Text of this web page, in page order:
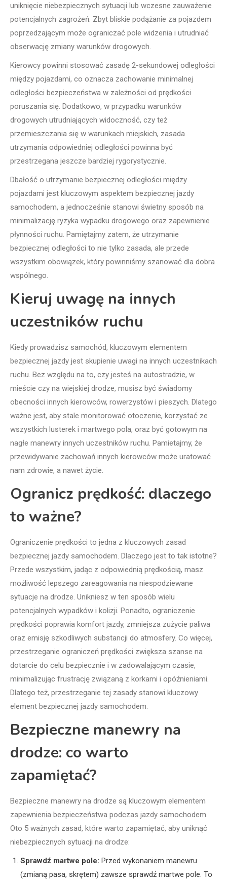
uniknięcie niebezpiecznych sytuacji lub wczesne zauważenie
potencjalnych zagrożeń. Zbyt bliskie podążanie za pojazdem
poprzedzającym może ograniczać pole widzenia i utrudniać
obserwację zmiany warunków drogowych.
Kierowcy powinni stosować zasadę 2-sekundowej odległości
między pojazdami, co oznacza zachowanie minimalnej
odległości bezpieczeństwa w zależności od prędkości
poruszania się. Dodatkowo, w przypadku warunków
drogowych utrudniających widoczność, czy też
przemieszczania się w warunkach miejskich, zasada
utrzymania odpowiedniej odległości powinna być
przestrzegana jeszcze bardziej rygorystycznie.
Dbałość o utrzymanie bezpiecznej odległości między
pojazdami jest kluczowym aspektem bezpiecznej jazdy
samochodem, a jednocześnie stanowi świetny sposób na
minimalizację ryzyka wypadku drogowego oraz zapewnienie
płynności ruchu. Pamiętajmy zatem, że utrzymanie
bezpiecznej odległości to nie tylko zasada, ale przede
wszystkim obowiązek, który powinniśmy szanować dla dobra
wspólnego.
Kieruj uwagę na innych
uczestników ruchu
Kiedy prowadzisz samochód, kluczowym elementem
bezpiecznej jazdy jest skupienie uwagi na innych uczestnikach
ruchu. Bez względu na to, czy jesteś na autostradzie, w
mieście czy na wiejskiej drodze, musisz być świadomy
obecności innych kierowców, rowerzystów i pieszych. Dlatego
ważne jest, aby stale monitorować otoczenie, korzystać ze
wszystkich lusterek i martwego pola, oraz być gotowym na
nagłe manewry innych uczestników ruchu. Pamietajmy, że
przewidywanie zachowań innych kierowców może uratować
nam zdrowie, a nawet życie.
Ogranicz prędkość: dlaczego
to ważne?
Ograniczenie prędkości to jedna z kluczowych zasad
bezpiecznej jazdy samochodem. Dlaczego jest to tak istotne?
Przede wszystkim, jadąc z odpowiednią prędkością, masz
możliwość lepszego zareagowania na niespodziewane
sytuacje na drodze. Unikniesz w ten sposób wielu
potencjalnych wypadków i kolizji. Ponadto, ograniczenie
prędkości poprawia komfort jazdy, zmniejsza zużycie paliwa
oraz emisję szkodliwych substancji do atmosfery. Co więcej,
przestrzeganie ograniczeń prędkości zwiększa szanse na
dotarcie do celu bezpiecznie i w zadowalającym czasie,
minimalizując frustrację związaną z korkami i opóźnieniami.
Dlatego też, przestrzeganie tej zasady stanowi kluczowy
element bezpiecznej jazdy samochodem.
Bezpieczne manewry na
drodze: co warto
zapamiętać?
Bezpieczne manewry na drodze są kluczowym elementem
zapewnienia bezpieczeństwa podczas jazdy samochodem.
Oto 5 ważnych zasad, które warto zapamiętać, aby uniknąć
niebezpiecznych sytuacji na drodze:
Sprawdź martwe pole: Przed wykonaniem manewru
(zmianą pasa, skrętem) zawsze sprawdź martwe pole. To